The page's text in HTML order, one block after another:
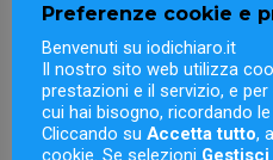
Risposte chiare alle
sulladichiarazione di
impianti di
Preferenze cookie e
Benvenuti su iodichiaro.it
Il nostro sito web utilizza
prestazioni e il servizio, e
cui hai bisogno, ricordando
Cliccando su Accetta tutto,
cookie. Se selezioni